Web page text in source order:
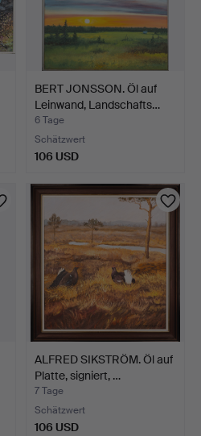
BERT JONSSON. Öl auf
Leinwand, Landschafts…
6 Tage
Schätzwert
106 USD
ALFRED SIKSTRÖM. Öl auf
Platte, signiert, …
7 Tage
Schätzwert
106 USD